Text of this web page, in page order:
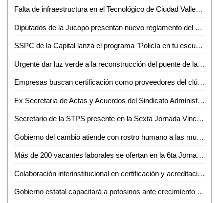
Falta de infraestructura en el Tecnológico de Ciudad Valles limita a los jóvenes para estudiar: Héctor Aguilar
Diputados de la Jucopo presentan nuevo reglamento del Congreso de SLP
SSPC de la Capital lanza el programa "Policía en tu escuela" para reforzar la protección de niñas, niños y adolescentes*
Urgente dar luz verde a la reconstrucción del puente de la Avenida Universidad: SGG
Empresas buscan certificación como proveedores del clúster automotriz
Ex Secretaria de Actas y Acuerdos del Sindicato Administrativo de la UASLP pide su reinstalación
Secretario de la STPS presente en la Sexta Jornada Vinculación Laboral en Ciudad Valles
Gobierno del cambio atiende con rostro humano a las mujeres privadas de su libertad
Más de 200 vacantes laborales se ofertan en la 6ta Jornada de Vinculación Laboral: Lorenzo Estrada
Colaboración interinstitucional en certificación y acreditación: SGG
Gobierno estatal capacitará a potosinos ante crecimiento económico